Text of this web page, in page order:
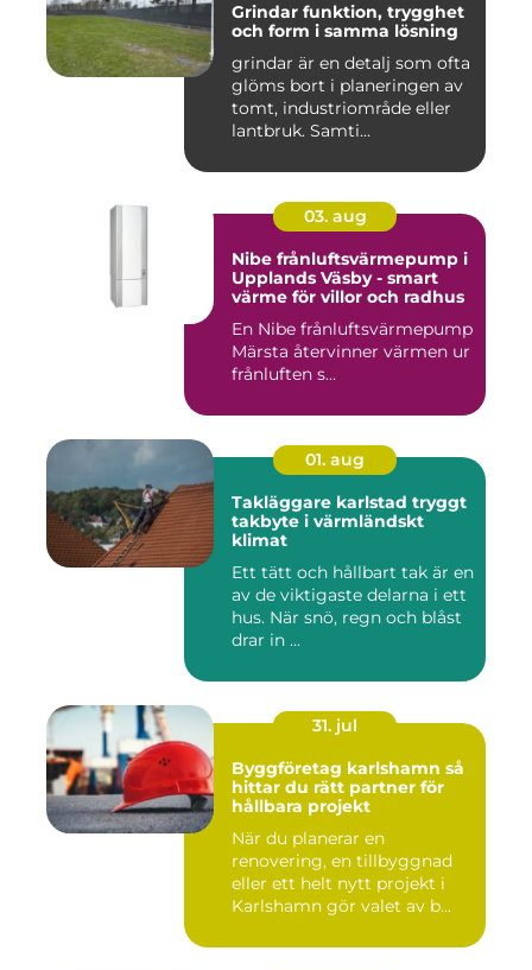
Grindar funktion, trygghet
och form i samma lösning
grindar är en detalj som ofta
glöms bort i planeringen av
tomt, industriområde eller
lantbruk. Samti...
03. aug
Nibe frånluftsvärmepump i
Upplands Väsby - smart
värme för villor och radhus
En Nibe frånluftsvärmepump
Märsta återvinner värmen ur
frånluften s...
01. aug
Takläggare karlstad tryggt
takbyte i värmländskt
klimat
Ett tätt och hållbart tak är en
av de viktigaste delarna i ett
hus. När snö, regn och blåst
drar in ...
31. jul
Byggföretag karlshamn så
hittar du rätt partner för
hållbara projekt
När du planerar en
renovering, en tillbyggnad
eller ett helt nytt projekt i
Karlshamn gör valet av b...